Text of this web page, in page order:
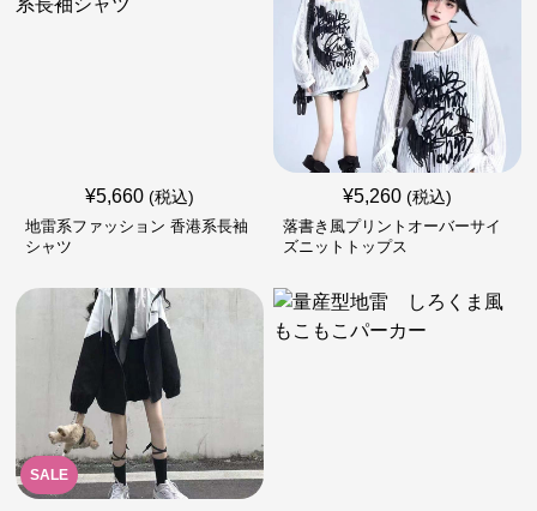
¥5,660 (税込)
地雷系ファッション 香港系長袖
シャツ
¥5,260 (税込)
落書き風プリントオーバーサイ
ズニットトップス
SALE